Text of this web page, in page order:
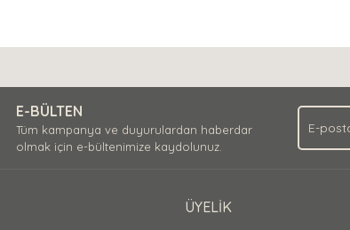
E-BÜLTEN
Tüm kampanya ve duyurulardan haberdar
olmak için e-bültenimize kaydolunuz.
ÜYELİK